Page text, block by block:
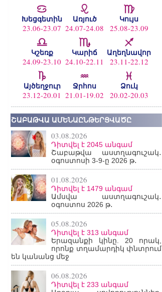
Խեցգետին
23.06-23.07
Առյուծ
24.07-24.08
Կույս
25.08-23.09
Կշեռք
24.09-23.10
Կարիճ
24.10-22.11
Աղեղնավոր
23.11-22.12
Այծեղջուր
23.12-20.01
Ջրհոս
21.01-19.02
Ձուկ
20.02-20.03
ՇԱԲԱԹՎԱ ԱՄԵՆԱԸՆԹԵՐՑՎԱԾԸ
03.08.2026
Դիտվել է 2045 անգամ
Շաբաթվա աստղագուշակ․
օգոստոսի 3-9-ը 2026 թ․
01.08.2026
Դիտվել է 1479 անգամ
Ամսվա աստղագուշակ․
օգոստոս 2026 թ․
05.08.2026
Դիտվել է 313 անգամ
Երազանքի կինը. 20 որակ,
որոնք տղամարդիկ փնտրում
են կանանց մեջ
06.08.2026
Դիտվել է 233 անգամ